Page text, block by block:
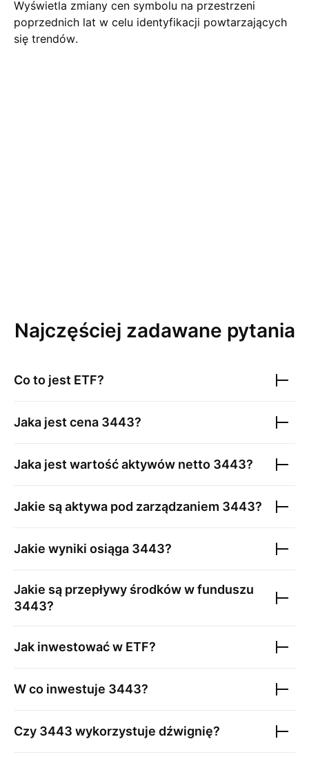
Wyświetla zmiany cen symbolu na przestrzeni
poprzednich lat w celu identyfikacji powtarzających
się trendów.
Najczęściej zadawane pytania
Co to jest ETF?
Jaka jest cena 3443?
Jaka jest wartość aktywów netto 3443?
Jakie są aktywa pod zarządzaniem 3443?
Jakie wyniki osiąga 3443?
Jakie są przepływy środków w funduszu
3443?
Jak inwestować w ETF?
W co inwestuje 3443?
Czy 3443 wykorzystuje dźwignię?